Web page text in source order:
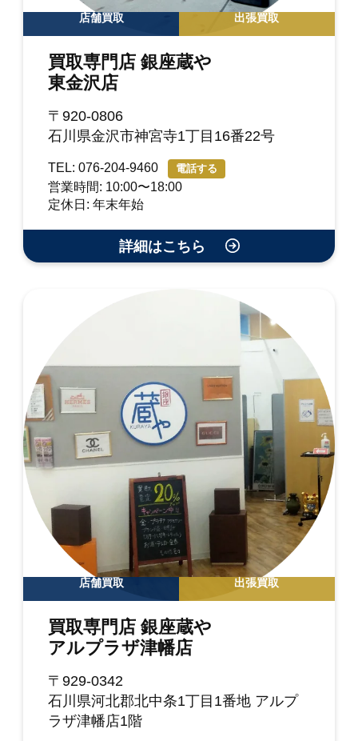
店舗買取 出張買取
買取専門店 銀座蔵や
東金沢店
〒920-0806
石川県金沢市神宮寺1丁目16番22号
TEL: 076-204-9460 電話する
営業時間: 10:00〜18:00
定休日: 年末年始
詳細はこちら
店舗買取 出張買取
買取専門店 銀座蔵や
アルプラザ津幡店
〒929-0342
石川県河北郡北中条1丁目1番地 アルプ
ラザ津幡店1階